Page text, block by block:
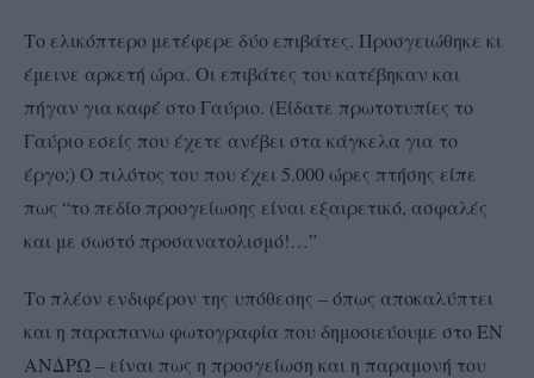
Το ελικόπτερο μετέφερε δύο επιβάτες. Προσγειώθηκε κι
έμεινε αρκετή ώρα. Οι επιβάτες του κατέβηκαν και
πήγαν για καφέ στο Γαύριο. (Είδατε πρωτοτυπίες το
Γαύριο εσείς που έχετε ανέβει στα κάγκελα για το
έργο;) Ο πιλότος του που έχει 5.000 ώρες πτήσης είπε
πως “το πεδίο προσγείωσης είναι εξαιρετικό, ασφαλές
και με σωστό προσανατολισμό!…”
Το πλέον ενδιφέρον της υπόθεσης – όπως αποκαλύπτει
και η παραπανω φωτογραφία που δημοσιεύουμε στο ΕΝ
ΑΝΔΡΩ – είναι πως η προσγείωση και η παραμονή του